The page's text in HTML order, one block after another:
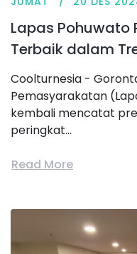
Lapas Pohuwato
Terbaik dalam
Coolturnesia -
Pemasyarakatan
kembali mencatat
peringkat...
Read More